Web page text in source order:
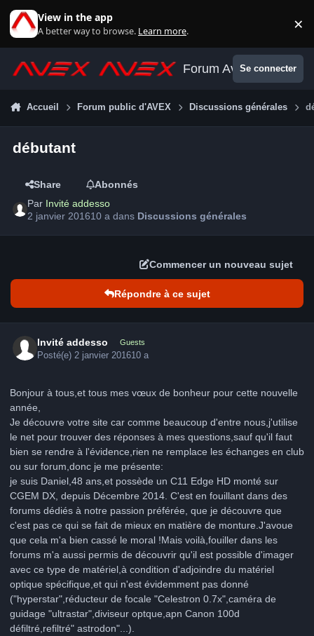
View in the app
A better way to browse. Learn more. ×
Forum AvexSe connecter
Accueil Forum public d'AVEX Discussions générales
débutant
Share
Abonnés
Par Invité addesso
2 janvier 201610 a dans Discussions générales
Commencer un nouveau sujet
Répondre à ce sujet
Invité addesso Guests
Posté(e) 2 janvier 201610 a
Bonjour à tous,et tous mes vœux de bonheur pour cette nouvelle
année,
Je découvre votre site car comme beaucoup d'entre nous,j'utilise
le net pour trouver des réponses à mes questions,sauf qu'il faut
bien se rendre à l'évidence,rien ne remplace les échanges en club
ou sur forum,donc je me présente:
je suis Daniel,48 ans,et possède un C11 Edge HD monté sur
CGEM DX, depuis Décembre 2014. C'est en fouillant dans des
forums dédiés à notre passion préférée, que je découvre que
c'est pas ce qui se fait de mieux en matière de monture.J'avoue
que cela m'a bien cassé le moral !Mais voilà,fouiller dans les
forums m'a aussi permis de découvrir qu'il est possible d'imager
avec ce type de matériel,à condition d'adjoindre du matériel
optique spécifique,et qui n'est évidemment pas donné
("hyperstar",réducteur de focale "Celestron 0.7x",caméra de
guidage "ultrastar",diviseur optque,apn Canon 100d
défiltré,refiltré" astrodon"...).